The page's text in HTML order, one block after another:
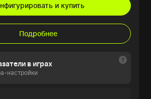
и купить
Подробнее
в играх
настройки